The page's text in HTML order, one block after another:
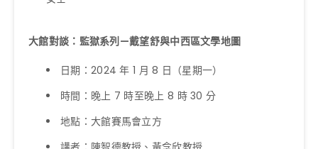
大館對談：監獄系列—戴望舒與中西區文學地圖
日期：2024 年 1 月 8 日（星期一）
時間：晚上 7 時至晚上 8 時 30 分
地點：大館賽馬會立方